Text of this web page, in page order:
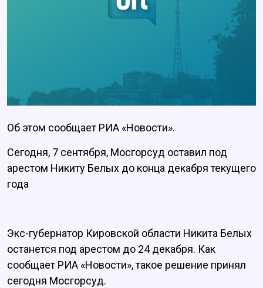
Об этом сообщает РИА «Новости».
Сегодня, 7 сентября, Мосгорсуд оставил под
арестом Никиту Белых до конца декабря текущего
года
Экс-губернатор Кировской области Никита Белых
останется под арестом до 24 декабря. Как
сообщает РИА «Новости», такое решение принял
сегодня Мосгорсуд.